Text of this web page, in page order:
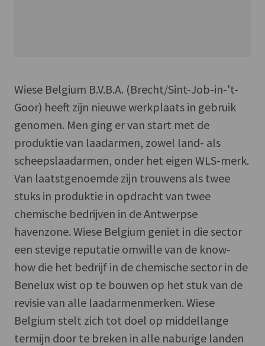
Wiese Belgium B.V.B.A. (Brecht/Sint-Job-in-'t-
Goor) heeft zijn nieuwe werkplaats in gebruik
genomen. Men ging er van start met de
produktie van laadarmen, zowel land- als
scheepslaadarmen, onder het eigen WLS-merk.
Van laatstgenoemde zijn trouwens als twee
stuks in produktie in opdracht van twee
chemische bedrijven in de Antwerpse
havenzone. Wiese Belgium geniet in die sector
een stevige reputatie omwille van de know-
how die het bedrijf in de chemische sector in de
Benelux wist op te bouwen op het stuk van de
revisie van alle laadarmenmerken. Wiese
Belgium stelt zich tot doel op middellange
termijn door te breken in alle naburige landen